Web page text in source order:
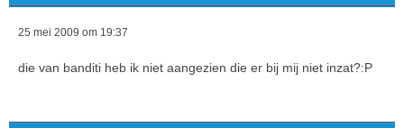
25 mei 2009 om 19:37
die van banditi heb ik niet aangezien die er bij mij niet inzat?:P